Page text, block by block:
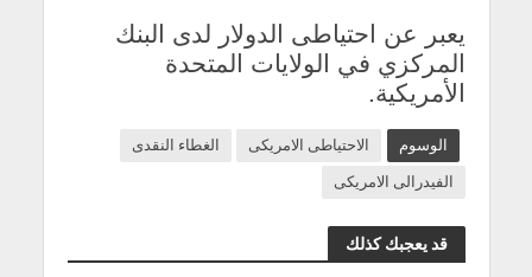
يعبر عن احتياطى الدولار لدى البنك
المركزي في الولايات المتحدة
الأمريكية.
الوسوم الاحتياطى الامريكى
الغطاء النقدى
الفيدرالى الامريكى
قد يعجبك كذلك